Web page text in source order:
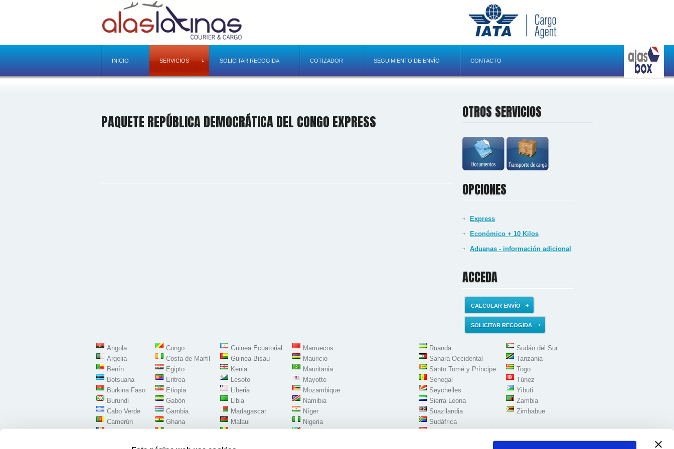
INICIO SERVICIOS SOLICITAR RECOGIDA COTIZADOR SEGUIMIENTO DE ENVÍO CONTACTO
PAQUETE REPÚBLICA DEMOCRÁTICA DEL CONGO EXPRESS
OTROS SERVICIOS
OPCIONES
Express
Económico + 10 Kilos
Aduanas - información adicional
ACCEDA
CALCULAR ENVÍO
SOLICITAR RECOGIDA
Angola
Argelia
Benín
Botsuana
Burkina Faso
Burundi
Cabo Verde
Camerún
Congo
Costa de Marfil
Egipto
Eritrea
Etiopia
Gabón
Gambia
Ghana
Guinea Ecuatorial
Guinea-Bisau
Kenia
Lesoto
Liberia
Libia
Madagascar
Malaui
Marruecos
Mauricio
Mauritania
Mayotte
Mozambique
Namibia
Níger
Nigeria
Ruanda
Sahara Occidental
Santo Tomé y Príncipe
Senegal
Seychelles
Sierra Leona
Suazilandia
Sudáfrica
Sudán del Sur
Tanzania
Togo
Túnez
Yibuti
Zambia
Zimbabue